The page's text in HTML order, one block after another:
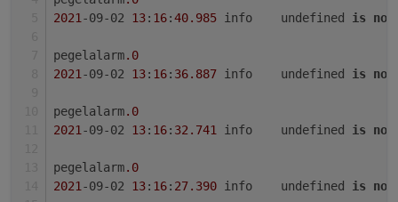
2021-09-02 13: 16:40.985
	info	undefined
is not
pegelalarm.0
2021-09-02 13: 16: 36.887
	info	undefined
is not
pegelalarm.0
2021-09-02 13: 16: 32.741
	info	undefined
is not
pegelalarm.0
2021-09-02 13: 16: 27.390
	info	undefined
is not